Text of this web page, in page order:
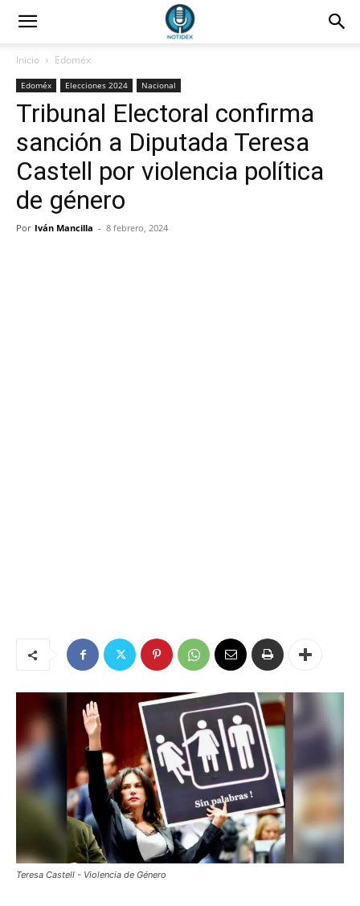
Inicio Edoméx
Edoméx Elecciones 2024 Nacional
Tribunal Electoral confirma
sanción a Diputada Teresa
Castell por violencia política
de género
Por Iván Mancilla - 8 febrero, 2024
Teresa Castell - Violencia de Género